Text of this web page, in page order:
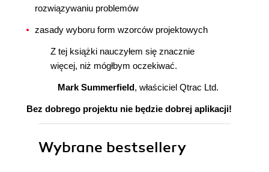
rozwiązywaniu problemów
zasady wyboru form wzorców projektowych
Z tej książki nauczyłem się znacznie
więcej, niż mógłbym oczekiwać.
Mark Summerfield, właściciel Qtrac Ltd.
Bez dobrego projektu nie będzie dobrej aplikacji!
Wybrane bestsellery